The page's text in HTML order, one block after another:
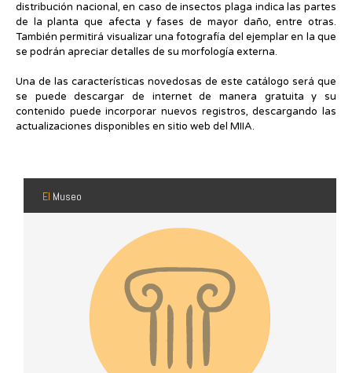
distribución nacional, en caso de insectos plaga indica las partes
de la planta que afecta y fases de mayor daño, entre otras.
También permitirá visualizar una fotografía del ejemplar en la que
se podrán apreciar detalles de su morfología externa.
Una de las características novedosas de este catálogo será que
se puede descargar de internet de manera gratuita y su
contenido puede incorporar nuevos registros, descargando las
actualizaciones disponibles en sitio web del MIIA.
El Museo